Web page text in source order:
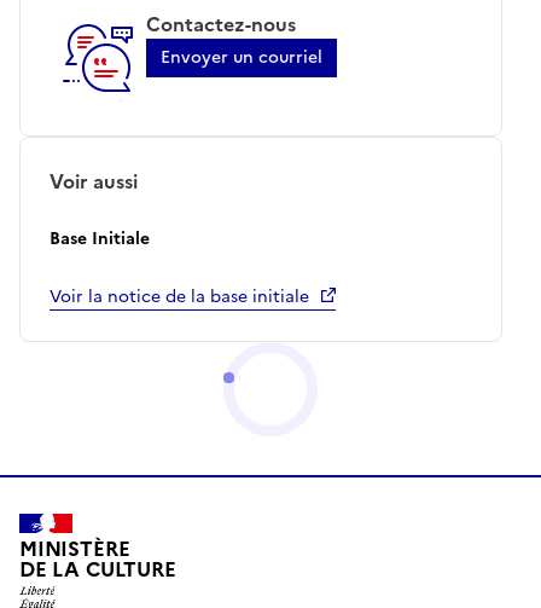
Contactez-nous
Envoyer un courriel
Voir aussi
Base Initiale
Voir la notice de la base initiale
MINISTÈRE
DE LA CULTURE